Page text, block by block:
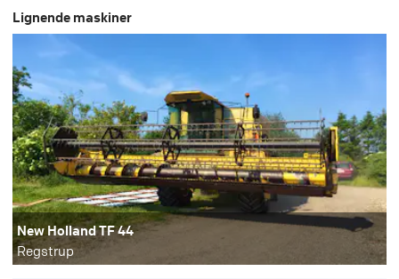
Lignende maskiner
New Holland TF 44
Regstrup